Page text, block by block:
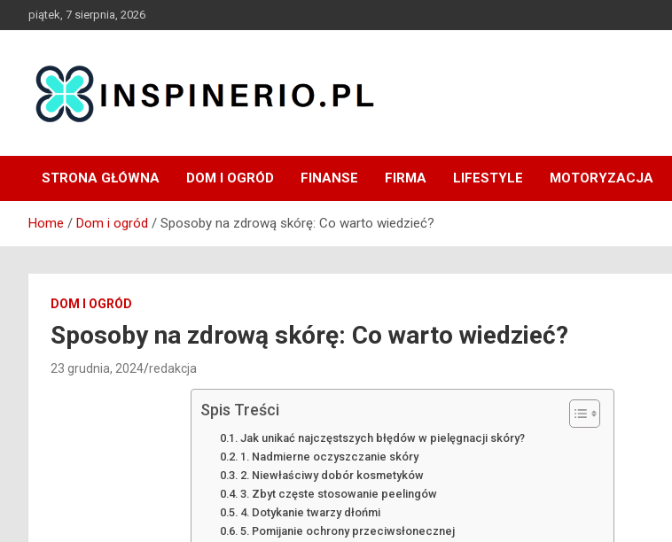
to
piątek, 7 sierpnia, 2026
Inspinerio
STRONA GŁÓWNA DOM I OGRÓD FINANSE FIRMA LIFESTYLE MOTORYZACJA
Home Dom i ogród Sposoby na zdrową skórę: Co warto wiedzieć?
DOM I OGRÓD
Sposoby na zdrową skórę: Co warto wiedzieć?
23 grudnia, 2024 redakcja
Spis Treści
Jak unikać najczęstszych błędów w pielęgnacji skóry?
1. Nadmierne oczyszczanie skóry
2. Niewłaściwy dobór kosmetyków
3. Zbyt częste stosowanie peelingów
4. Dotykanie twarzy dłońmi
5. Pomijanie ochrony przeciwsłonecznej